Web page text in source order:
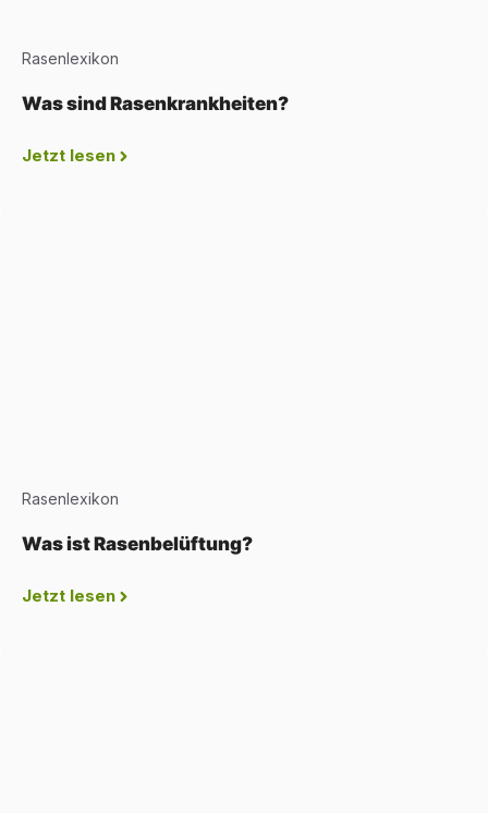
Rasenlexikon
Was sind Rasenkrankheiten?
Jetzt lesen
Rasenlexikon
Was ist Rasenbelüftung?
Jetzt lesen